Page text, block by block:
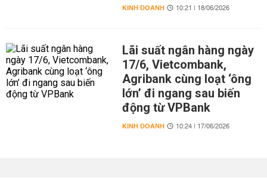
KINH DOANH 10:21 | 18/06/2026
Lãi suất ngân hàng ngày
17/6, Vietcombank,
Agribank cùng loạt ‘ông
lớn’ đi ngang sau biến
động từ VPBank
KINH DOANH 10:24 | 17/06/2026